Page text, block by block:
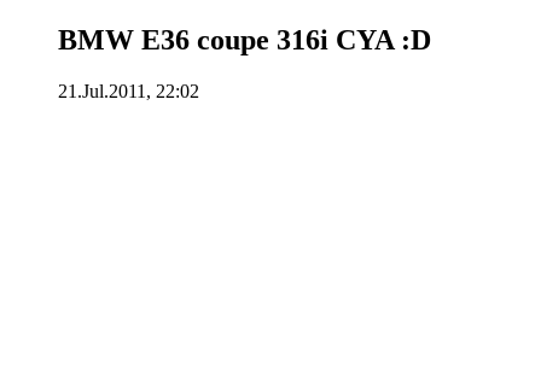
BMW E36 coupe 316i CYA :D
21.Jul.2011, 22:02